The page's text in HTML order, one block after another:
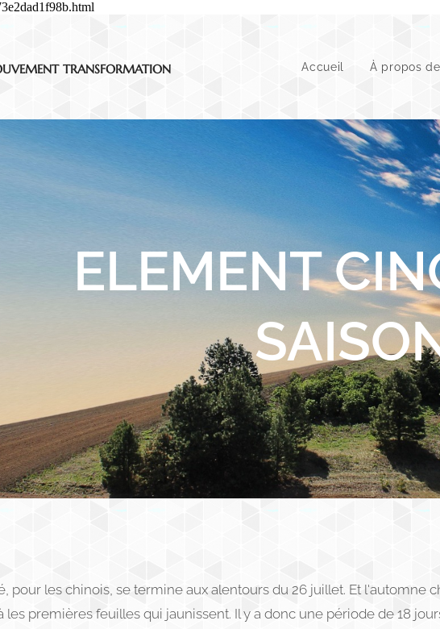
TRANSFORMATION Accueil À propos
ELEMENT
pour les chinois, se termine aux alentours du 26 juillet. Et l'automne
les premières feuilles qui jaunissent. Il y a donc une période de 18